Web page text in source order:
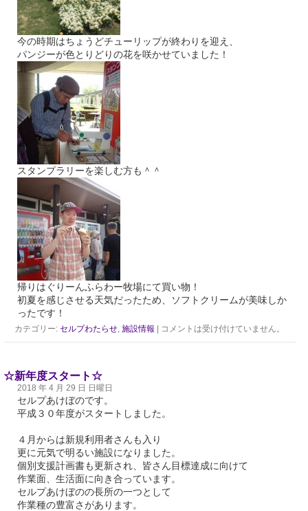
今の時期はちょうどチューリップが終わりを迎え、
パンジーが色とりどりの花を咲かせていました！
スタンプラリーを楽しむ方も＾＾
帰りはぐりーんふらわー牧場にて買い物！
初夏を感じさせる天気だったため、ソフトクリームが美味しか
ったです！
カテゴリー:セルプわたらせ,施設情報 コメントは受け付けていません。
☆新年度スタート☆
2018 年 4 月 29 日 日曜日
セルプあけぼのです。
平成３０年度がスタートしました。
４月からは新規利用者さんも入り
更に元気で明るい施設になりました。
個別支援計画書も更新され、皆さん目標達成に向けて
作業面、生活面に向き合っています。
セルプあけぼのの長所の一つとして
作業種の豊富さがあります。